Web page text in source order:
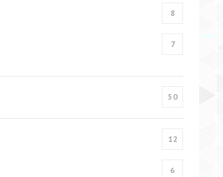
8
7
50
12
6